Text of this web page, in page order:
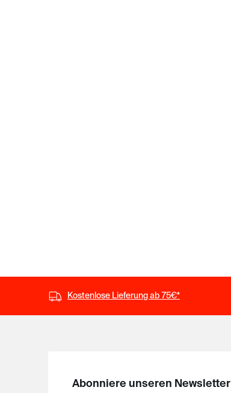
Kostenlose Lieferung ab 75€*
Abonniere unseren Newsletter